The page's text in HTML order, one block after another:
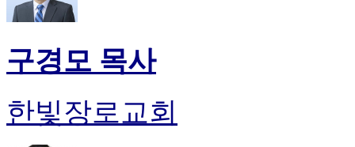
구경모 목사
한빛장로교회